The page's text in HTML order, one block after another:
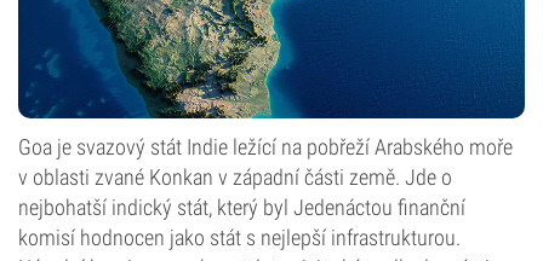
Goa je svazový stát Indie ležící na pobřeží Arabského moře
v oblasti zvané Konkan v západní části země. Jde o
nejbohatší indický stát, který byl Jedenáctou finanční
komisí hodnocen jako stát s nejlepší infrastrukturou.